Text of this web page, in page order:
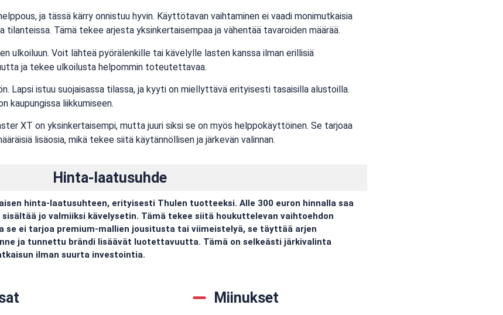
ja tässä kärry onnistuu hyvin. Käyttötavan vaihtaminen ei vaadi monimutkaisia
tilanteissa. Tämä tekee arjesta yksinkertaisempaa ja vähentää tavaroiden määrää.
ulkoiluun. Voit lähteä pyörälenkille tai kävelylle lasten kanssa ilman erillisiä
ja tekee ulkoilusta helpommin toteutettavaa.
Lapsi istuu suojaisassa tilassa, ja kyyti on miellyttävä erityisesti tasaisilla alustoilla.
kaupungissa liikkumiseen.
XT on yksinkertaisempi, mutta juuri siksi se on myös helppokäyttöinen. Se tarjoaa
lisäosia, mikä tekee siitä käytännöllisen ja järkevän valinnan.
Hinta-laatusuhde
hinta-laatusuhteen, erityisesti Thulen tuotteeksi. Alle 300 euron hinnalla saa
jo valmiiksi kävelysetin. Tämä tekee siitä houkuttelevan vaihtoehdon
se ei tarjoa premium-mallien jousitusta tai viimeistelyä, se täyttää arjen
ja tunnettu brändi lisäävät luotettavuutta. Tämä on selkeästi järkivalinta
ilman suurta investointia.
Miinukset